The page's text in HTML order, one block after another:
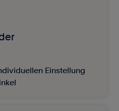
Einstellung